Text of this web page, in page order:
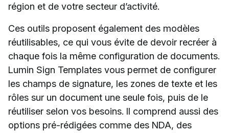
région et de votre secteur d’activité.
Ces outils proposent également des modèles
réutilisables, ce qui vous évite de devoir recréer à
chaque fois la même configuration de documents.
Lumin Sign Templates vous permet de configurer
les champs de signature, les zones de texte et les
rôles sur un document une seule fois, puis de le
réutiliser selon vos besoins. Il comprend aussi des
options pré-rédigées comme des NDA, des